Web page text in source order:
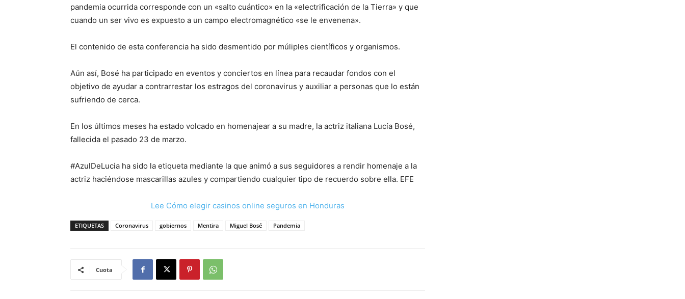
pandemia ocurrida corresponde con un «salto cuántico» en la «electrificación de la Tierra» y que
cuando un ser vivo es expuesto a un campo electromagnético «se le envenena».
El contenido de esta conferencia ha sido desmentido por múliples científicos y organismos.
Aún así, Bosé ha participado en eventos y conciertos en línea para recaudar fondos con el
objetivo de ayudar a contrarrestar los estragos del coronavirus y auxiliar a personas que lo están
sufriendo de cerca.
En los últimos meses ha estado volcado en homenajear a su madre, la actriz italiana Lucía Bosé,
fallecida el pasado 23 de marzo.
#AzulDeLucia ha sido la etiqueta mediante la que animó a sus seguidores a rendir homenaje a la
actriz haciéndose mascarillas azules y compartiendo cualquier tipo de recuerdo sobre ella. EFE
Lee Cómo elegir casinos online seguros en Honduras
ETIQUETAS Coronavirus gobiernos Mentira Miguel Bosé Pandemia
Cuota